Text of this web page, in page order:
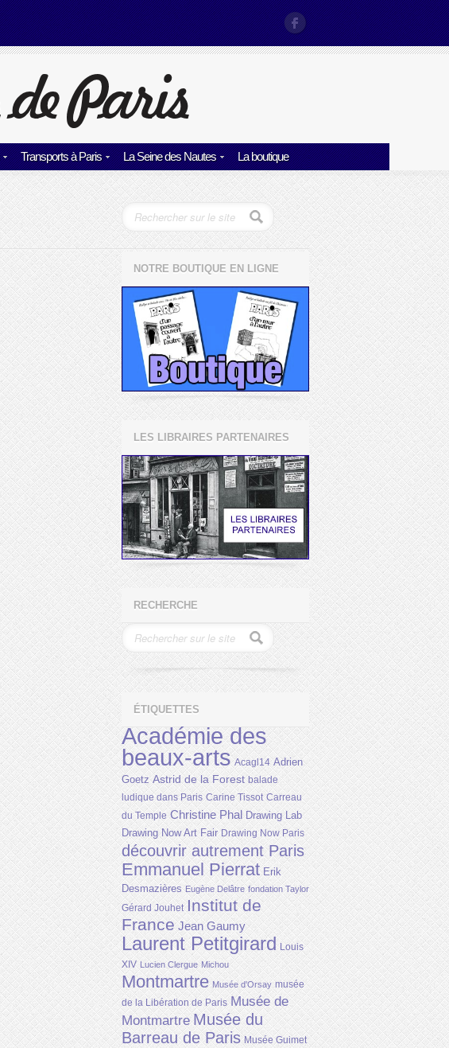
Transports à Paris La Seine des Nautes La boutique
NOTRE BOUTIQUE EN LIGNE
LES LIBRAIRES PARTENAIRES
RECHERCHE
ÉTIQUETTES
Académie des
beaux-arts Acagl14 Adrien
Goetz Astrid de la Forest balade
ludique dans Paris Carine Tissot Carreau
du Temple Christine Phal Drawing Lab
Drawing Now Art Fair Drawing Now Paris
découvrir autrement Paris
Emmanuel Pierrat Erik
Desmazières Eugène Delâtre fondation Taylor
Gérard Jouhet Institut de
France Jean Gaumy
Laurent Petitgirard Louis
XIV Lucien Clergue Michou
Montmartre Musée d'Orsay musée
de la Libération de Paris Musée de
Montmartre Musée du
Barreau de Paris Musée Guimet